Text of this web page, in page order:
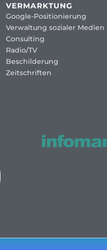
VERMARKTUNG
Google-Positionierung
Verwaltung sozialer Medien
Consulting
Radio/TV
Beschilderung
Zeitschriften